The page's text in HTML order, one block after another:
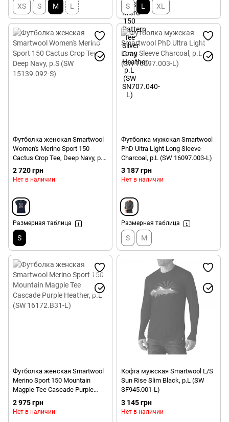
XS S M L S L XL
Футболка женская Smartwool
Women's Merino Sport 150
Cactus Crop Tee, Deep Navy, р.S
(SW 15139.092-S)
2 720 грн
Нет в наличии
Размерная таблица
S
Футболка мужская Smartwool
PhD Ultra Light Long Sleeve
Charcoal, р.L (SW 16097.003-L)
3 187 грн
Нет в наличии
Размерная таблица
S M
Футболка женская Smartwool
Merino Sport 150 Mountain
Magpie Tee Cascade Purple
Heather, р.L (SW 16172.B31-L)
2 975 грн
Нет в наличии
Кофта мужская Smartwool L/S
Sun Rise Slim Black, р.L (SW
SF945.001-L)
3 145 грн
Нет в наличии